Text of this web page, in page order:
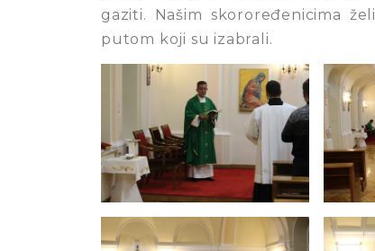
gaziti. Našim skoroređenicima
putom koji su izabrali.